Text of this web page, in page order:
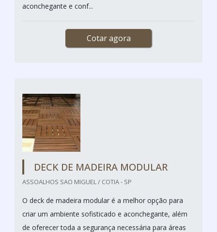
aconchegante e conf...
Cotar agora
DECK DE MADEIRA MODULAR
ASSOALHOS SAO MIGUEL / COTIA - SP
O deck de madeira modular é a melhor opção para
criar um ambiente sofisticado e aconchegante, além
de oferecer toda a segurança necessária para áreas